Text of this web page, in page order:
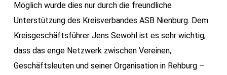
Möglich wurde dies nur durch die freundliche
Unterstützung des Kreisverbandes ASB Nienburg. Dem
Kreisgeschäftsführer Jens Sewohl ist es sehr wichtig,
dass das enge Netzwerk zwischen Vereinen,
Geschäftsleuten und seiner Organisation in Rehburg –